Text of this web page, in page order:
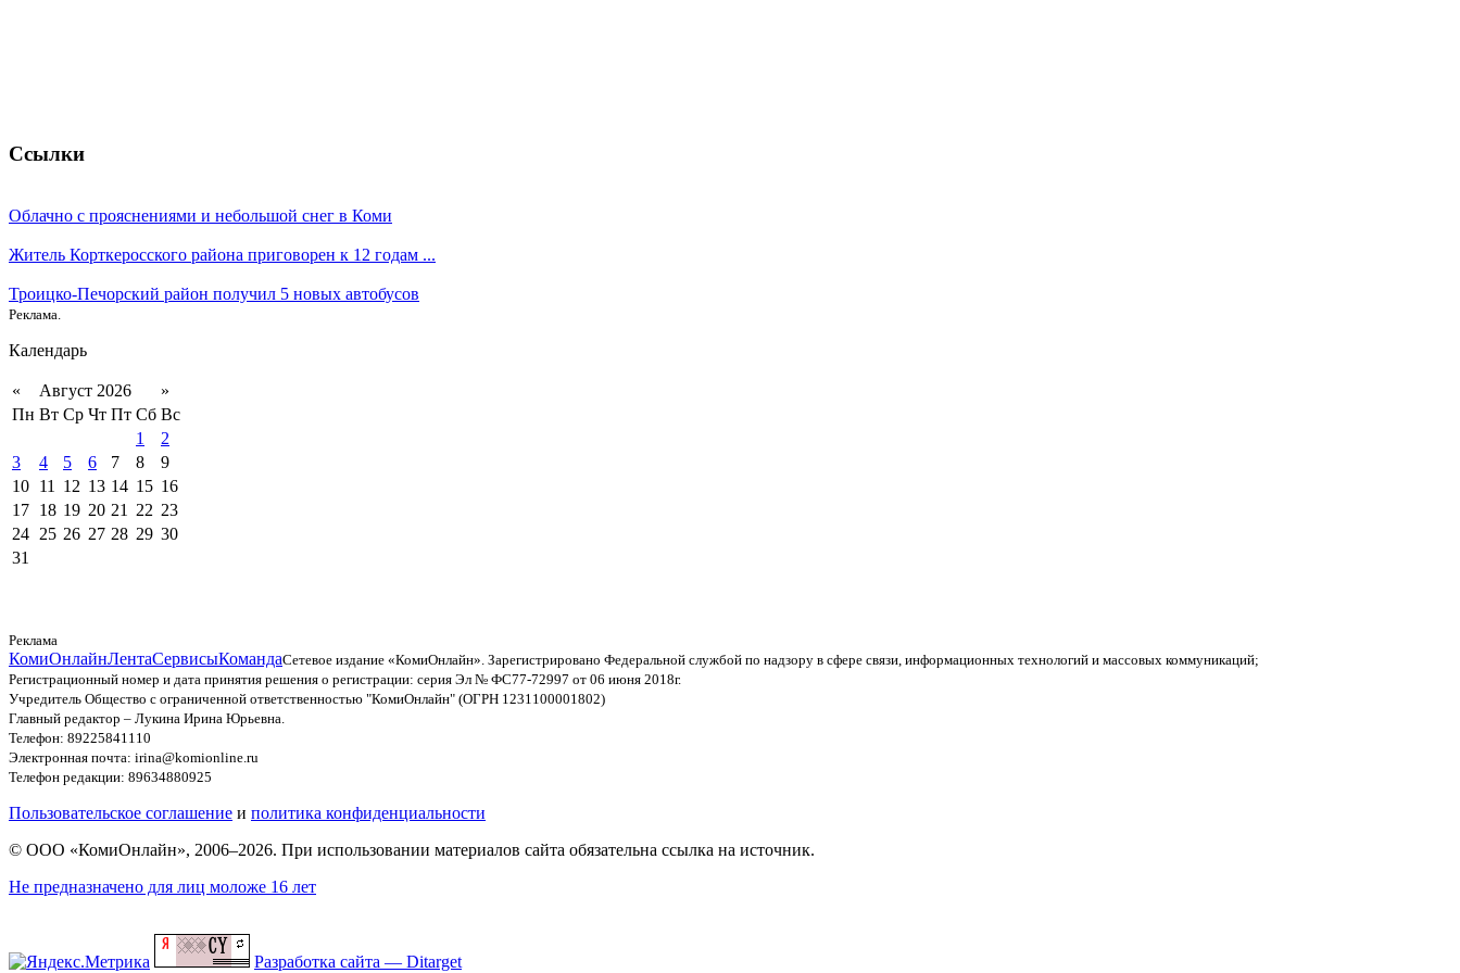
Ссылки
Облачно с прояснениями и небольшой снег в Коми
Житель Корткеросского района приговорен к 12 годам ...
Троицко-Печорский район получил 5 новых автобусов
Реклама.
Календарь
« Август 2026
»
Пн Вт Ср Чт Пт Сб Вс
1
2
3
4 5 6 7 8
9
10 11 12 13 14 15 16
17 18 19 20 21 22 23
24 25 26 27 28 29 30
31
Реклама
КомиОнлайнЛентаСервисыКомандаСетевое издание «КомиОнлайн». Зарегистрировано Федеральной службой по надзору в сфере связи, информационных технологий и массовых коммуникаций;
Регистрационный номер и дата принятия решения о регистрации: серия Эл № ФС77-72997 от 06 июня 2018г.
Учредитель Общество с ограниченной ответственностью "КомиОнлайн" (ОГРН 1231100001802)
Главный редактор – Лукина Ирина Юрьевна.
Телефон: 89225841110
Электронная почта: irina@komionline.ru
Телефон редакции: 89634880925
Пользовательское соглашение и политика конфиденциальности
© ООО «КомиОнлайн», 2006–2026. При использовании материалов сайта обязательна ссылка на источник.
Не предназначено для лиц моложе 16 лет
Разработка сайта — Ditarget